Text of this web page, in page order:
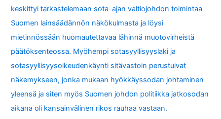
keskittyi tarkastelemaan sota-ajan valtiojohdon toimintaa
Suomen lainsäädännön näkökulmasta ja löysi
mietinnössään huomautettavaa lähinnä muotovirheistä
päätöksenteossa. Myöhempi sotasyyllisyyslaki ja
sotasyyllisyysoikeudenkäynti sitävastoin perustuivat
näkemykseen, jonka mukaan hyökkäyssodan johtaminen
yleensä ja siten myös Suomen johdon politiikka jatkosodan
aikana oli kansainvälinen rikos rauhaa vastaan.